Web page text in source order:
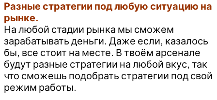
Разные стратегии под любую ситуацию на
рынке.
На любой стадии рынка мы сможем
зарабатывать деньги. Даже если, казалось
бы, все стоит на месте. В твоём арсенале
будут разные стратегии на любой вкус, так
что сможешь подобрать стратегии под свой
режим работы.